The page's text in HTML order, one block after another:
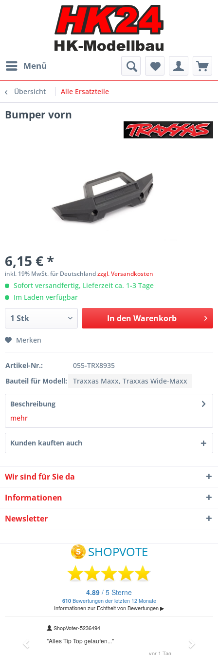
Menü
Übersicht Alle Ersatzteile
Bumper vorn
6,15 € *
inkl. 19% MwSt. für Deutschlandzzgl. Versandkosten
Sofort versandfertig, Lieferzeit ca. 1-3 Tage
Im Laden verfügbar
In den Warenkorb
Merken
Artikel-Nr.:
055-TRX8935
Bauteil für Modell:
Traxxas Maxx, Traxxas Wide-Maxx
Beschreibung
mehr
Kunden kauften auch
Wir sind für Sie da
Informationen
Newsletter